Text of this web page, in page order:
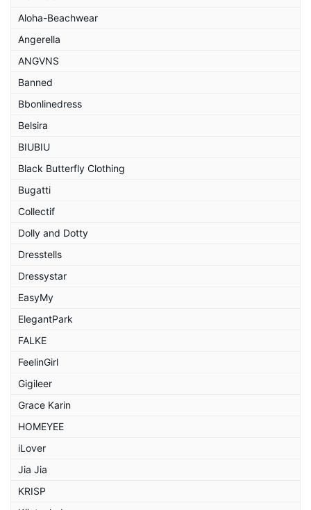
Aloha-Beachwear
Angerella
ANGVNS
Banned
Bbonlinedress
Belsira
BIUBIU
Black Butterfly Clothing
Bugatti
Collectif
Dolly and Dotty
Dresstells
Dressystar
EasyMy
ElegantPark
FALKE
FeelinGirl
Gigileer
Grace Karin
HOMEYEE
iLover
Jia Jia
KRISP